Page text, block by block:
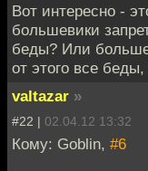
Вот интересно -
большевики
беды? Или
от этого все
valtazar »
#22 | 02.04.12 13:32
Кому: Goblin, #6